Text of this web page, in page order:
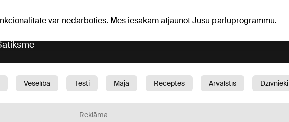
var nedarboties. Mēs iesakām atjaunot Jūsu pārluprogrammu.
Veselība Testi Māja Receptes Ārvalstīs Dzīvnieki
Reklāma